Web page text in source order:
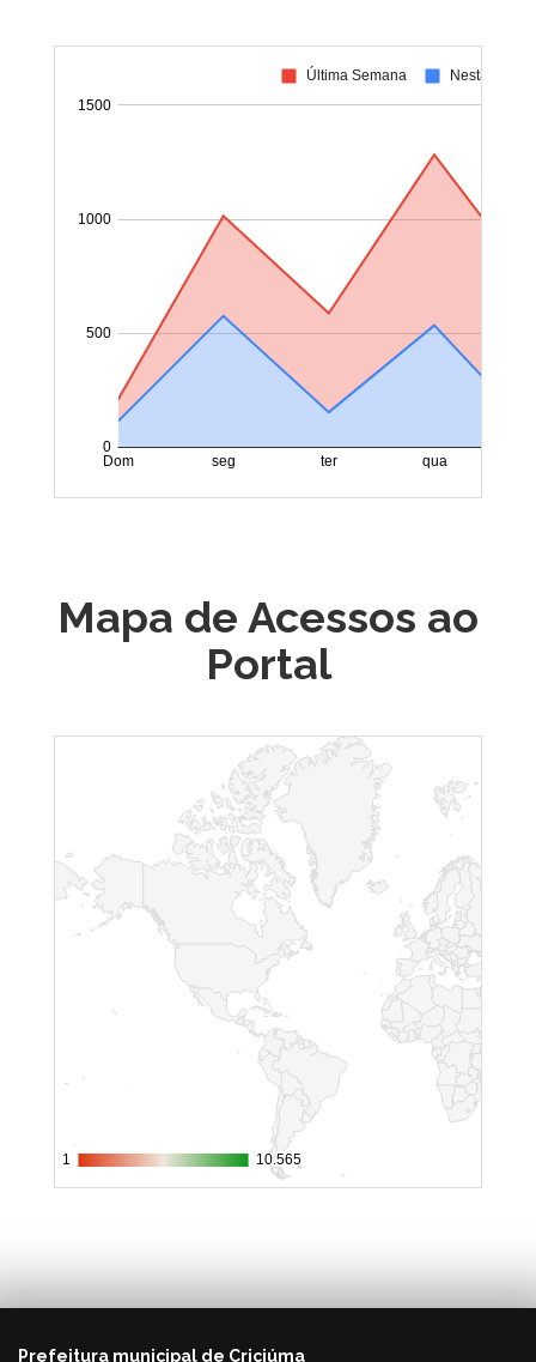
Mapa de Acessos ao
Portal
Prefeitura municipal de Criciúma